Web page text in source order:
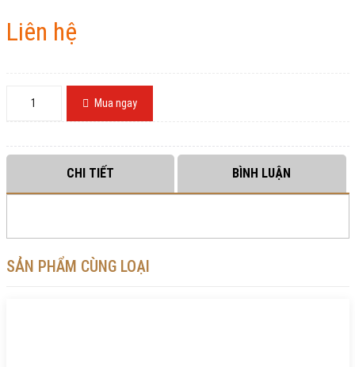
Liên hệ
Mua ngay
CHI TIẾT BÌNH LUẬN
SẢN PHẨM CÙNG LOẠI